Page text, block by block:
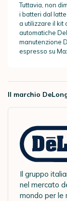
Tuttavia, non
i batteri dal
a utilizzare il kit
automatiche
manutenzione
espresso su
Il marchio
Il gruppo
nel mercato
mondo per le